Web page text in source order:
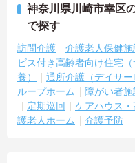
神奈川県川崎市幸区
で探す
訪問介護 介護老人保健施
ビス付き高齢者向け住宅（
養）
通所介護（デイサー
ループホーム
障がい者施
定期巡回
ケアハウス
護老人ホーム
介護予防